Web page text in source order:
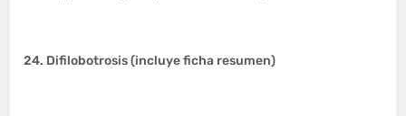
24. Difilobotrosis (incluye ficha resumen)